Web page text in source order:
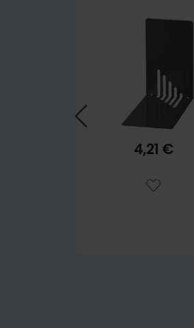
4,21 €